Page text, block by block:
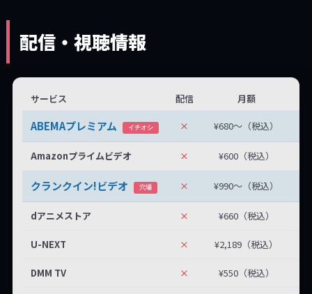
配信・視聴情報
サービス 配信 月額
ABEMAプレミアム イチオシ × ¥680〜（税込）
Amazonプライムビデオ × ¥600（税込）
クランクイン!ビデオ 穴場 × ¥990〜（税込）
dアニメストア × ¥660（税込）
U-NEXT × ¥2,189（税込）
DMM TV × ¥550（税込）